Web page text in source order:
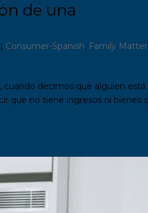
de una
Consumer-Spanish, Family
cuando decimos que alguien está
que no tiene ingresos ni bienes